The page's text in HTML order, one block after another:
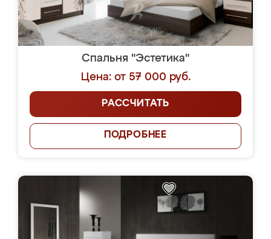
Спальня "Эстетика"
Цена: от 57 000 руб.
РАССЧИТАТЬ
ПОДРОБНЕЕ